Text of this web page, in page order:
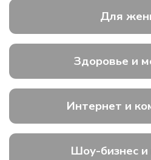
Для
Здоровье и
Интернет и
Шоу-бизнес и